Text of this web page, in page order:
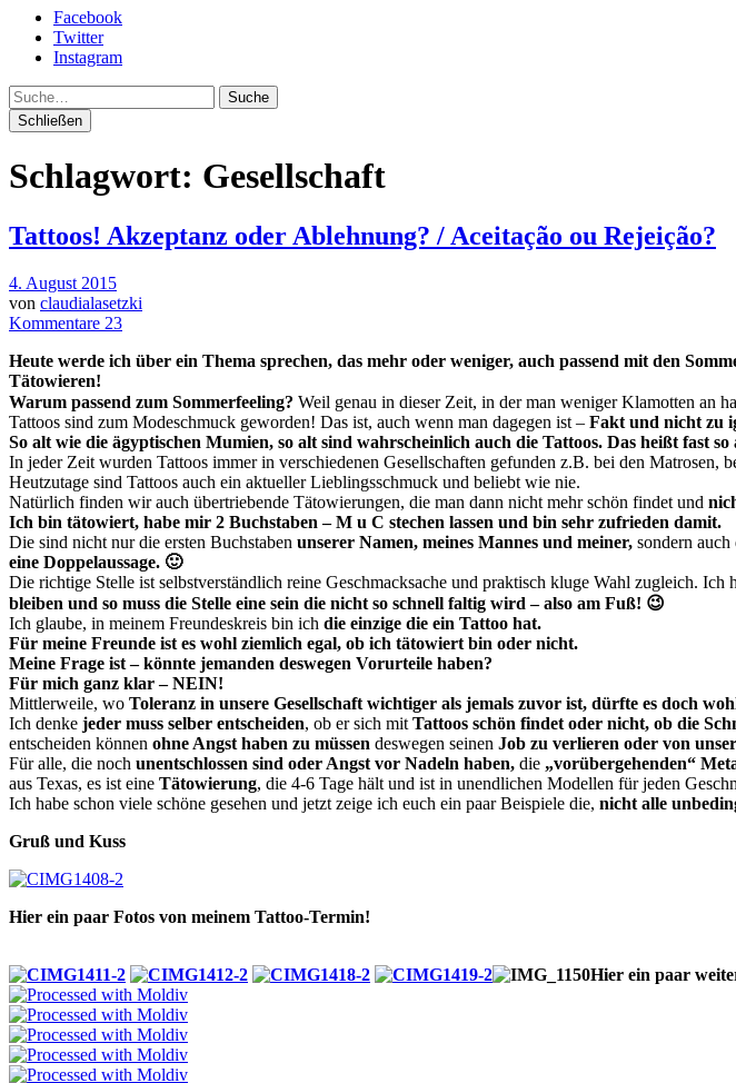
Facebook
Twitter
Instagram
Suche
Schließen
Schlagwort: Gesellschaft
Tattoos! Akzeptanz oder Ablehnung? / Aceitação ou Rejeição?
4. August 2015
von claudialasetzki
Kommentare 23
Heute werde ich über ein Thema sprechen, das mehr oder weniger, auch passend mit den
Tätowieren!
Warum passend zum Sommerfeeling? Weil genau in dieser Zeit, in der man weniger Klamotten an
Tattoos sind zum Modeschmuck geworden! Das ist, auch wenn man dagegen ist – Fakt und nicht zu
So alt wie die ägyptischen Mumien, so alt sind wahrscheinlich auch die Tattoos. Das heißt fast
In jeder Zeit wurden Tattoos immer in verschiedenen Gesellschaften gefunden z.B. bei den
Heutzutage sind Tattoos auch ein aktueller Lieblingsschmuck und beliebt wie nie.
Natürlich finden wir auch übertriebende Tätowierungen, die man dann nicht mehr schön findet und
Ich bin tätowiert, habe mir 2 Buchstaben – M u C stechen lassen und bin sehr zufrieden damit.
Die sind nicht nur die ersten Buchstaben unserer Namen, meines Mannes und meiner, sondern auch
eine Doppelaussage. 🙂
Die richtige Stelle ist selbstverständlich reine Geschmacksache und praktisch kluge Wahl zugleich. Ich
bleiben und so muss die Stelle eine sein die nicht so schnell faltig wird – also am Fuß! 😉
Ich glaube, in meinem Freundeskreis bin ich die einzige die ein Tattoo hat.
Für meine Freunde ist es wohl ziemlich egal, ob ich tätowiert bin oder nicht.
Meine Frage ist – könnte jemanden deswegen Vorurteile haben?
Für mich ganz klar – NEIN!
Mittlerweile, wo Toleranz in unsere Gesellschaft wichtiger als jemals zuvor ist, dürfte es doch
Ich denke jeder muss selber entscheiden, ob er sich mit Tattoos schön findet oder nicht, ob die
entscheiden können ohne Angst haben zu müssen deswegen seinen Job zu verlieren oder von
Für alle, die noch unentschlossen sind oder Angst vor Nadeln haben, die „vorübergehenden“
aus Texas, es ist eine Tätowierung, die 4-6 Tage hält und ist in unendlichen Modellen für jeden
Ich habe schon viele schöne gesehen und jetzt zeige ich euch ein paar Beispiele die, nicht alle
Gruß und Kuss
Hier ein paar Fotos von meinem Tattoo-Termin!
Hier ein paar